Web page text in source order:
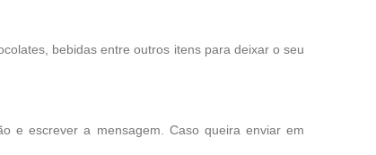
bebidas entre outros itens para deixar o seu
e escrever a mensagem. Caso queira enviar em